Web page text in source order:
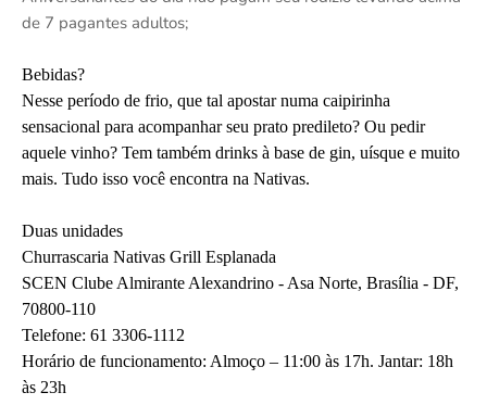
de 7 pagantes adultos;
Bebidas?
Nesse período de frio, que tal apostar numa caipirinha
sensacional para acompanhar seu prato predileto? Ou pedir
aquele vinho? Tem também drinks à base de gin, uísque e muito
mais. Tudo isso você encontra na Nativas.
Duas unidades
Churrascaria Nativas Grill Esplanada
SCEN Clube Almirante Alexandrino - Asa Norte, Brasília - DF,
70800-110
Telefone: 61 3306-1112
Horário de funcionamento: Almoço – 11:00 às 17h. Jantar: 18h
às 23h